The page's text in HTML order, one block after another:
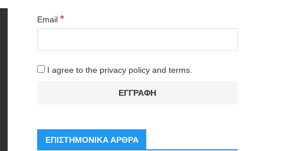
Email *
I agree to the privacy policy and terms.
ΕΠΙΣΤΗΜΟΝΙΚΑ ΑΡΘΡΑ